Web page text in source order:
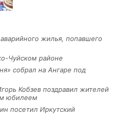
жилья, попавшего
Чуйском районе
собрал на Ангаре под
Кобзев поздравил жителей
юбилеем
посетил Иркутский